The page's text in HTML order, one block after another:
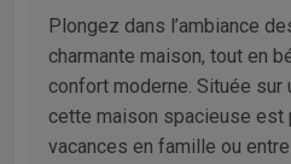
Plongez dans l’ambiance
charmante maison, tout en
confort moderne. Située sur
cette maison spacieuse est
vacances en famille ou